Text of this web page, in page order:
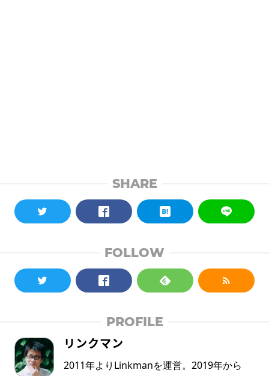
SHARE
FOLLOW
PROFILE
リンクマン
2011年よりLinkmanを運営。2019年から